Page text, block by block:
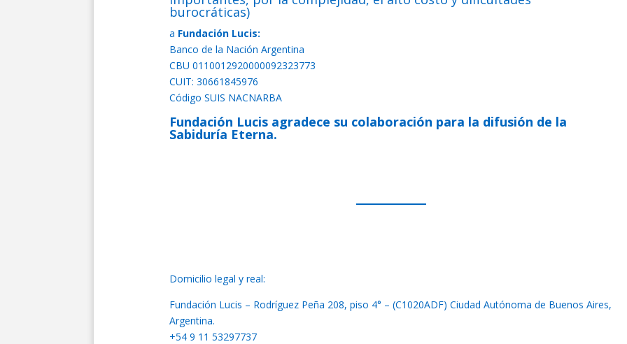
burocráticas)
a Fundación Lucis:
Banco de la Nación Argentina
CBU 0110012920000092323773
CUIT: 30661845976
Código SUIS NACNARBA
Fundación Lucis agradece su colaboración para la difusión de la
Sabiduría Eterna.
Domicilio legal y real:
Fundación Lucis – Rodríguez Peña 208, piso 4° – (C1020ADF) Ciudad Autónoma de Buenos Aires,
Argentina.
+54 9 11 53297737